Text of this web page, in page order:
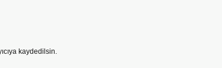
kaydedilsin.